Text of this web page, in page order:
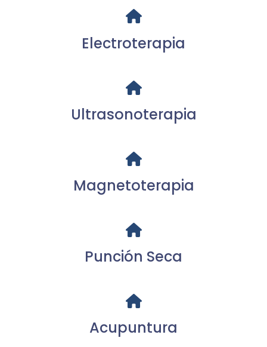
Electroterapia
Ultrasonoterapia
Magnetoterapia
Punción Seca
Acupuntura